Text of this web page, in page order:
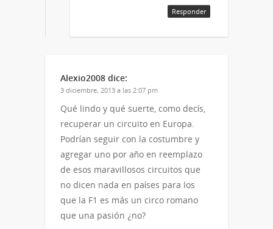
Responder
Alexio2008 dice:
3 diciembre, 2013 a las 2:07 pm
Qué lindo y qué suerte, como decís,
recuperar un circuito en Europa.
Podrían seguir con la costumbre y
agregar uno por año en reemplazo
de esos maravillosos circuitos que
no dicen nada en países para los
que la F1 es más un circo romano
que una pasión ¿no?